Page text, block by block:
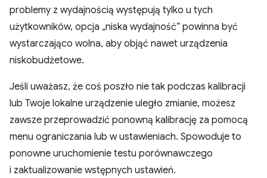
problemy z wydajnością występują tylko u tych
użytkowników, opcja „niska wydajność” powinna być
wystarczająco wolna, aby objąć nawet urządzenia
niskobudżetowe.
Jeśli uważasz, że coś poszło nie tak podczas kalibracji
lub Twoje lokalne urządzenie uległo zmianie, możesz
zawsze przeprowadzić ponowną kalibrację za pomocą
menu ograniczania lub w ustawieniach. Spowoduje to
ponowne uruchomienie testu porównawczego
i zaktualizowanie wstępnych ustawień.